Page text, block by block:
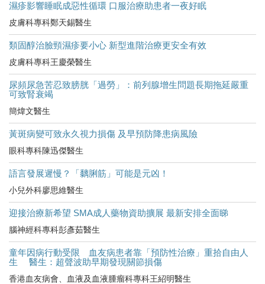
濕疹影響睡眠成惡性循環 口服治療助患者一夜好眠
皮膚科專科鄭天錫醫生
類固醇治臉頸濕疹要小心 新型進階治療更安全有效
皮膚科專科王慶榮醫生
尿頻尿急苦忍致膀胱「過勞」：前列腺增生問題長期拖延嚴重
可致腎衰竭
簡煒文醫生
黃斑病變可致永久視力損傷 及早預防降患病風險
眼科專科陳迅傑醫生
語言發展遲慢？「黐脷筋」可能是元凶！
小兒外科廖思維醫生
迎接治療新希望 SMA成人藥物資助擴展 最新安排全面睇
腦神經科專科彭彥茹醫生
童年因病行動受限 血友病患者靠「預防性治療」重拾自由人
生 醫生：超聲波助早期發現關節損傷
香港血友病會、血液及血液腫瘤科專科王紹明醫生